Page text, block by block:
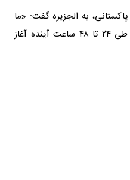
به الجزیره گفت: «ما
هنوز بسیار امیدواریم که مذاکرات طی ۲۴ تا ۴۸ ساعت آینده آغاز